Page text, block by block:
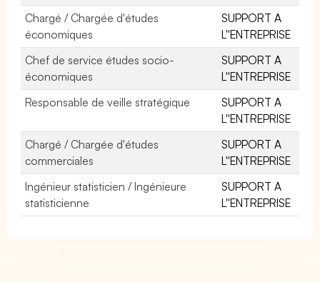
Chargé / Chargée d'études
économiques
SUPPORT A
L''ENTREPRISE
Chef de service études socio-
économiques
SUPPORT A
L''ENTREPRISE
Responsable de veille stratégique
SUPPORT A
L''ENTREPRISE
Chargé / Chargée d'études
commerciales
SUPPORT A
L''ENTREPRISE
Ingénieur statisticien / Ingénieure
statisticienne
SUPPORT A
L''ENTREPRISE